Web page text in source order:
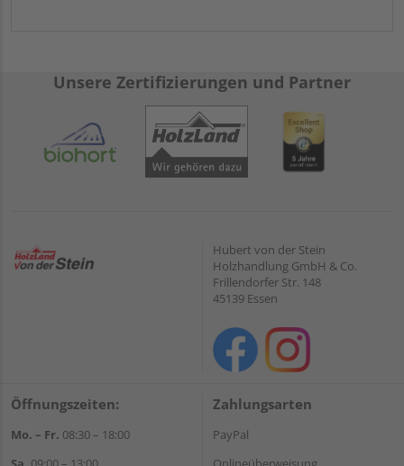
Unsere Zertifizierungen und Partner
Hubert von der Stein
Holzhandlung GmbH & Co.
Frillendorfer Str. 148
45139 Essen
Öffnungszeiten:
Mo. – Fr. 08:30 – 18:00
Zahlungsarten
PayPal